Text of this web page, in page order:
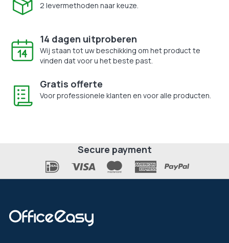
2 levermethoden naar keuze.
14 dagen uitproberen
Wij staan tot uw beschikking om het product te
vinden dat voor u het beste past.
Gratis offerte
Voor professionele klanten en voor alle producten.
Secure payment